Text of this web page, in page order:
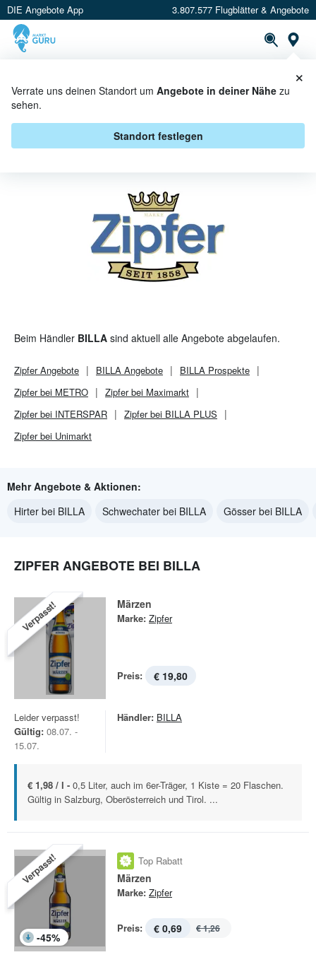
DIE Angebote App 3.807.577 Flugblätter & Angebote
Verrate uns deinen Standort um Angebote in deiner Nähe zu
sehen.
Standort festlegen
×
ZIPFER BEI BILLA - ANGEBOTE &
Beim Händler BILLA sind aktuell alle Angebote abgelaufen.
ZipferAngebote BILLA Angebote BILLA Prospekte
Zipfer bei METRO
Zipfer bei Maximarkt
Zipfer bei INTERSPAR
Zipfer bei BILLA PLUS
Zipfer bei Unimarkt
Mehr Angebote & Aktionen:
Hirter bei BILLA
Schwechater bei BILLA Gösser bei BILLA
ZIPFER ANGEBOTE BEI BILLA
Verpasst! Märzen
Marke: Zipfer
Preis: € 19,80
Leider verpasst!
Gültig: 08.07. -
15.07.
Händler: BILLA
€ 1,98 / l - 0,5 Liter, auch im 6er-Träger, 1 Kiste = 20 Flaschen.
Gültig in Salzburg, Oberösterreich und Tirol. ...
Verpasst!
-45%
Top Rabatt
Märzen
Marke: Zipfer
Preis: € 0,69 € 1,26